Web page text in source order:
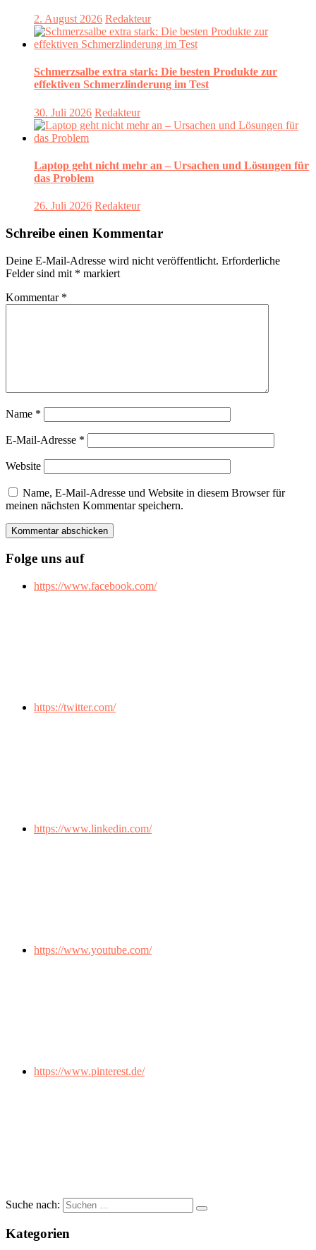
2. August 2026 Redakteur
Schmerzsalbe extra stark: Die besten Produkte zur
effektiven Schmerzlinderung im Test
30. Juli 2026 Redakteur
Laptop geht nicht mehr an – Ursachen und Lösungen für
das Problem
26. Juli 2026 Redakteur
Schreibe einen Kommentar
Deine E-Mail-Adresse wird nicht veröffentlicht. Erforderliche
Felder sind mit * markiert
Kommentar *
Name *
E-Mail-Adresse *
Website
Name, E-Mail-Adresse und Website in diesem Browser für
meinen nächsten Kommentar speichern.
Folge uns auf
https://www.facebook.com/
https://twitter.com/
https://www.linkedin.com/
https://www.youtube.com/
https://www.pinterest.de/
Suche nach:
Kategorien